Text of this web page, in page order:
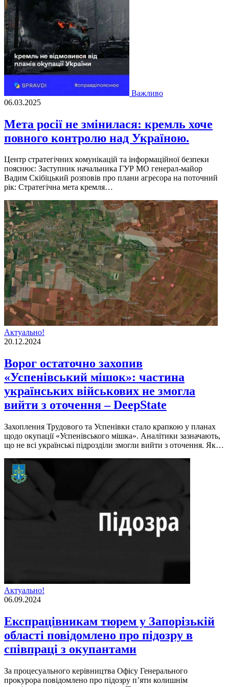
Важливо
06.03.2025
Мета росії не змінилася: кремль хоче
повного контролю над Україною.
Центр стратегічних комунікацій та інформаційної безпеки
пояснює: Заступник начальника ГУР МО генерал-майор
Вадим Скібіцький розповів про плани агресора на поточний
рік: Стратегічна мета кремля…
Актуально!
20.12.2024
Ворог остаточно захопив
«Успенівський мішок»: частина
українських військових не змогла
вийти з оточення – DeepState
Захоплення Трудового та Успенівки стало крапкою у планах
щодо окупації «Успенівського мішка». Аналітики зазначають,
що не всі українські підрозділи змогли вийти з оточення. Як…
Актуально!
06.09.2024
Експрацівникам тюрем у Запорізькій
області повідомлено про підозру в
співпраці з окупантами
За процесуального керівництва Офісу Генерального
прокурора повідомлено про підозру п’яти колишнім